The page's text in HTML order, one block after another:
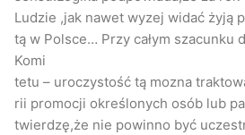
Ludzie ,jak nawet wyzej widać żyją
tą w Polsce… Przy całym szacunku
Komi
tetu – uroczystość tą mozna
rii promocji określonych osób lub
twierdzę,że nie powinno być